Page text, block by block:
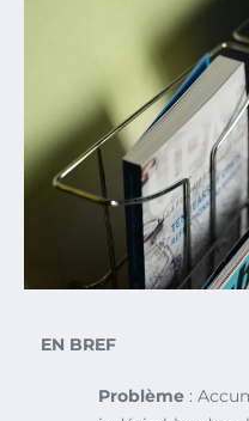
EN BREF
Problème :